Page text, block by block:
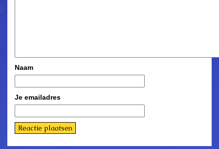
Naam
Je emailadres